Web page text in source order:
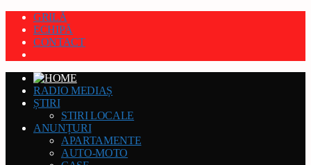
GRILĂ
ECHIPĂ
CONTACT
RADIO MEDIAȘ
ȘTIRI
STIRI LOCALE
ANUNȚURI
APARTAMENTE
AUTO-MOTO